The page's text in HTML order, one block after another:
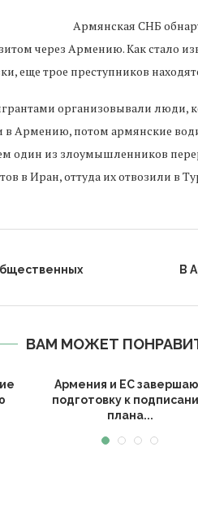
Армянская СНБ
через Армению. Как стало
еще трое преступников
организовывали люди,
в Армению, потом армянские
один из злоумышленников
в Иран, оттуда их отвозили в
В
ВАМ МОЖЕТ
Армения и ЕС
подготовку к
плана...